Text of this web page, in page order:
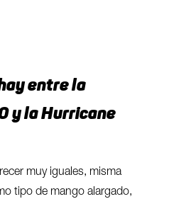
entre la
y la Hurricane
muy iguales, misma
tipo de mango alargado,